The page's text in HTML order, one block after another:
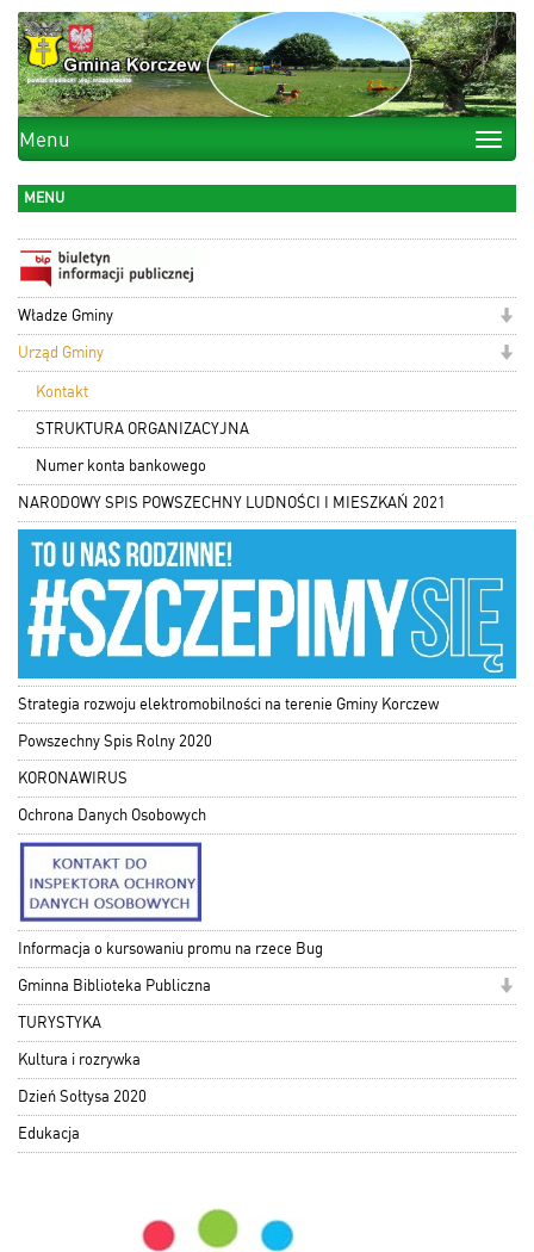
Toggle
Menu
MENU
Władze Gminy
Urząd Gminy
Kontakt
STRUKTURA ORGANIZACYJNA
Numer konta bankowego
NARODOWY SPIS POWSZECHNY LUDNOŚCI I MIESZKAŃ 2021
Strategia rozwoju elektromobilności na terenie Gminy Korczew
Powszechny Spis Rolny 2020
KORONAWIRUS
Ochrona Danych Osobowych
Informacja o kursowaniu promu na rzece Bug
Gminna Biblioteka Publiczna
TURYSTYKA
Kultura i rozrywka
Dzień Sołtysa 2020
Edukacja